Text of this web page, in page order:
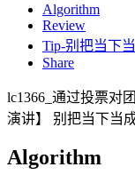
Algorithm
Review
Tip-别把当下
Share
lc1366_通过投票对
演讲】 别把当下当
Algorithm